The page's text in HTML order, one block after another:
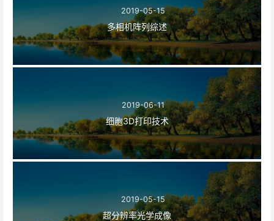
2019-05-15
多相机阵列综述
2019-06-11
细胞3D打印技术
2019-05-15
超分辨率光学成像